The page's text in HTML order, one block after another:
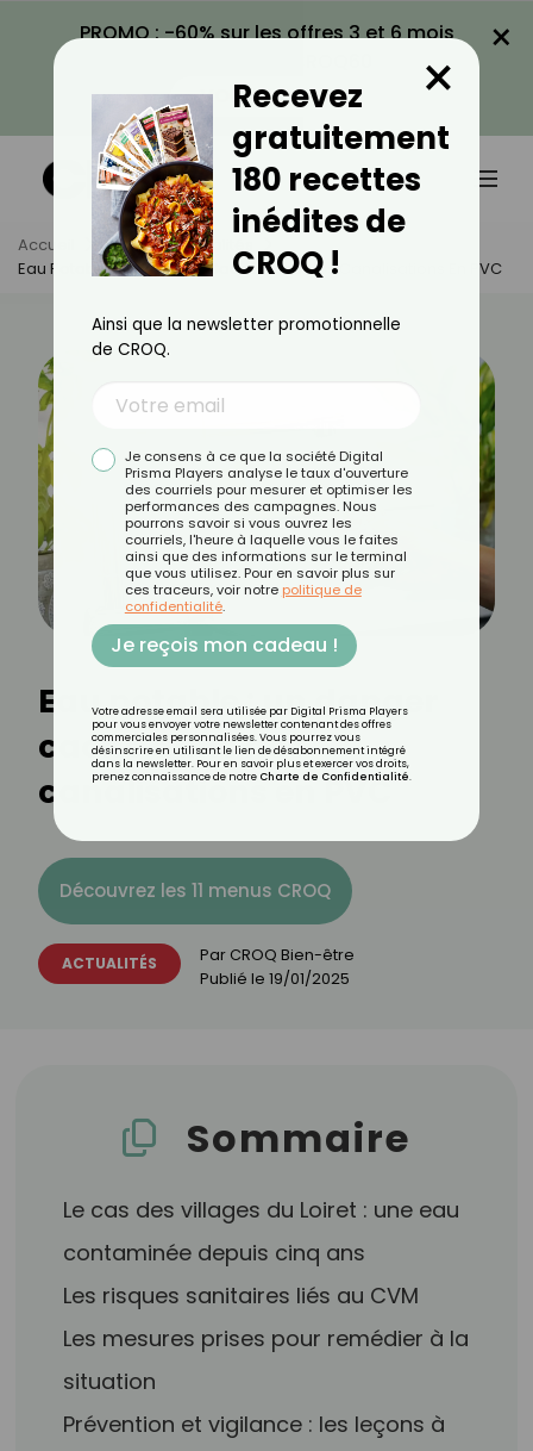
PROMO : -60% sur les offres 3 et 6 mois
VOIR LA PROMO
×
Accueil Actus
Actualités
Eau Potable : Un Danger Caché Dans Nos Canalisations En PVC
Eau potable : un danger
caché dans nos
canalisations en PVC
Découvrez les 11 menus CROQ
ACTUALITÉS Par CROQ Bien-être
Publié le 19/01/2025
Sommaire
Le cas des villages du Loiret : une eau
contaminée depuis cinq ans
Les risques sanitaires liés au CVM
Les mesures prises pour remédier à la
situation
Prévention et vigilance : les leçons à
Recevez
gratuitement
180 recettes
inédites de
CROQ !
×
Ainsi que la newsletter promotionnelle
de CROQ.
Je consens à ce que la société Digital
Prisma Players analyse le taux d'ouverture
des courriels pour mesurer et optimiser les
performances des campagnes. Nous
pourrons savoir si vous ouvrez les
courriels, l'heure à laquelle vous le faites
ainsi que des informations sur le terminal
que vous utilisez. Pour en savoir plus sur
ces traceurs, voir notre politique de
confidentialité.
Je reçois mon cadeau !
Votre adresse email sera utilisée par Digital Prisma Players
pour vous envoyer votre newsletter contenant des offres
commerciales personnalisées. Vous pourrez vous
désinscrire en utilisant le lien de désabonnement intégré
dans la newsletter. Pour en savoir plus et exercer vos droits,
prenez connaissance de notre Charte de Confidentialité.